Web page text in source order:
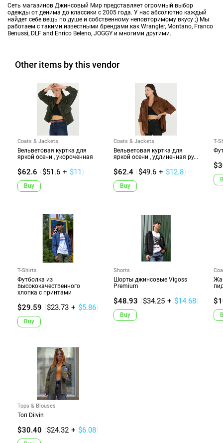
Сеть магазинов Джинсовый Мир представляет огромный выбор
одежды от денима до классики с 2005 года. У нас абсолютно каждый
найдет себе вещь по душе и собственному неповторимому вкусу ;) Мы
работаем с такими известными брендами как Wrangler, Montano, Franco
Benussi, DLF and Enrico Beleno, JOGGY и многими другими.
Other items by this vendor
Coats & Jackets
Вельветовая куртка для
яркой осени , укороченная
$62.6 ($51.6 + $11 )
Buy
Coats & Jackets
Вельветовая куртка для
яркой осени , удлиненная ру...
$62.4 ($49.6 + $12.8)
Buy
T-
T-Shirts
Футболка из
высококачественного
хлопка с принтами
$29.59 ($23.73 + $5.86)
Buy
Shorts
Шорты джинсовые Vigoss
Premium
$48.93 ($34.25 + $14.68)
Buy
Tops & Blouses
Топ Dilvin
$30.40 ($24.32 + $6.08)